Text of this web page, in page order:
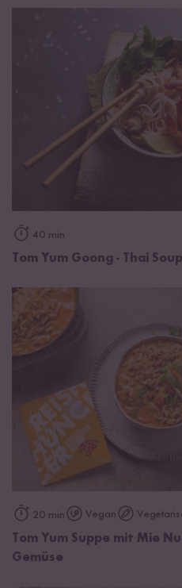
40 min
Tom Yum Goong - Thai Soup
20 min Vegan
Tom Yum Suppe mit Mie
Gemüse